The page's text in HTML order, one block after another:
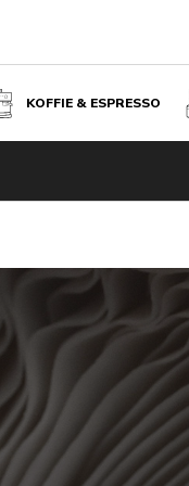
KOFFIE & ESPRESSO